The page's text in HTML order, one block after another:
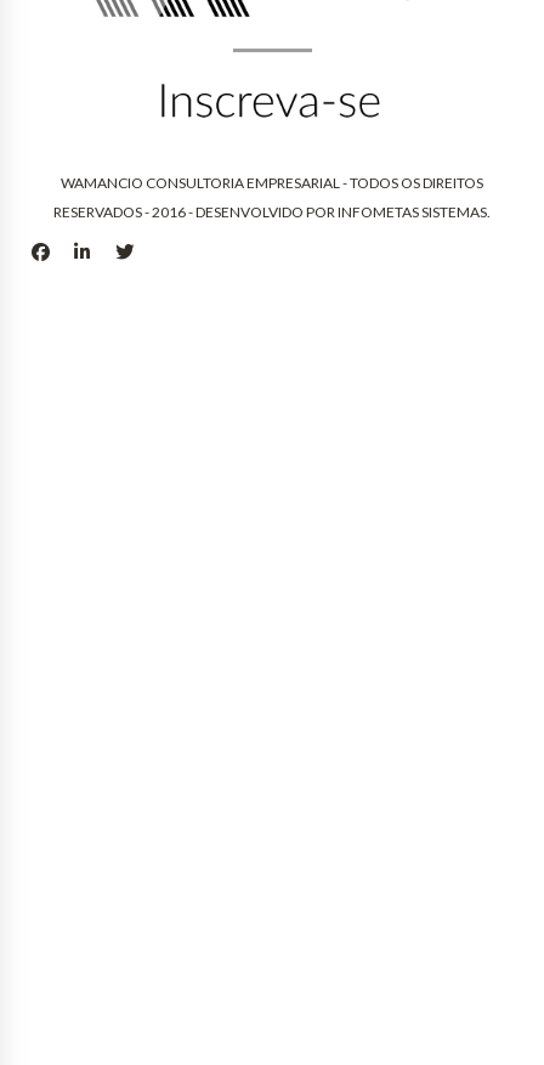
WAMANCIO CONSULTORIA EMPRESARIAL - TODOS OS DIREITOS
RESERVADOS - 2016 - DESENVOLVIDO PORINFOMETAS SISTEMAS.